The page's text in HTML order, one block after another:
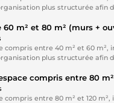
plus structurée afin
60 m² et 80 m² (murs +
compris entre 40 m² et 60
plus structurée afin
compris entre 80
compris entre 80 m² et 120